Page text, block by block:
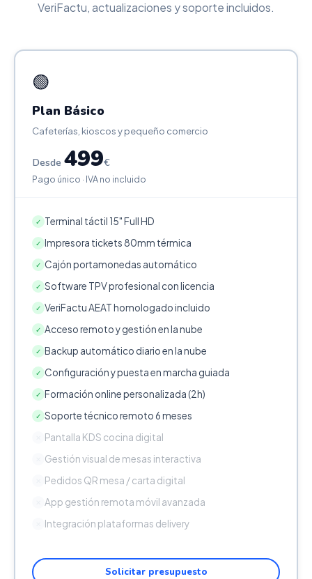
VeriFactu, actualizaciones y soporte incluidos.
🟢
Plan Básico
Cafeterías, kioscos y pequeño comercio
Desde 499€
Pago único · IVA no incluido
✓ Terminal táctil 15" Full HD
✓ Impresora tickets 80mm térmica
✓ Cajón portamonedas automático
✓ Software TPV profesional con licencia
✓ VeriFactu AEAT homologado incluido
✓ Acceso remoto y gestión en la nube
✓ Backup automático diario en la nube
✓ Configuración y puesta en marcha guiada
✓ Formación online personalizada (2h)
✓ Soporte técnico remoto 6 meses
Pantalla KDS cocina digital
Gestión visual de mesas interactiva
Pedidos QR mesa / carta digital
App gestión remota móvil avanzada
Integración plataformas delivery
Solicitar presupuesto